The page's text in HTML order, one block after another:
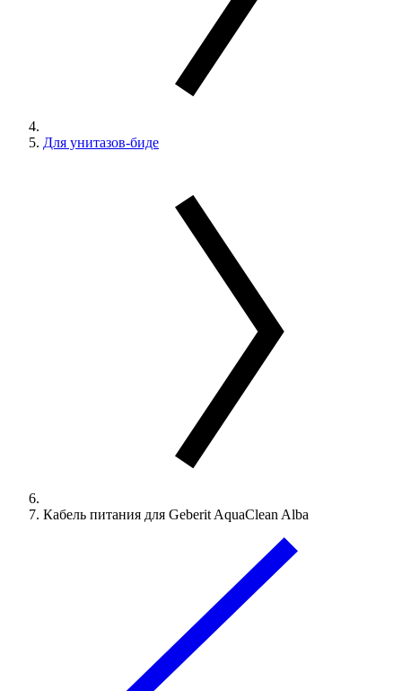
Для унитазов-биде
Кабель питания для Geberit AquaClean Alba